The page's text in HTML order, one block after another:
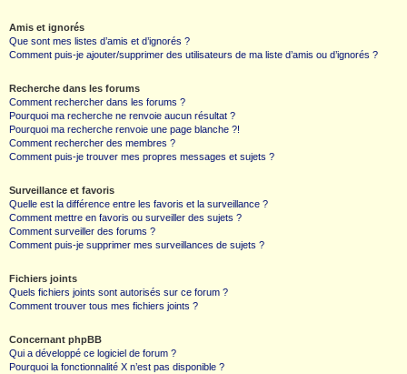
Amis et ignorés
Que sont mes listes d’amis et d’ignorés ?
Comment puis-je ajouter/supprimer des utilisateurs de ma liste d’amis ou d’ignorés ?
Recherche dans les forums
Comment rechercher dans les forums ?
Pourquoi ma recherche ne renvoie aucun résultat ?
Pourquoi ma recherche renvoie une page blanche ?!
Comment rechercher des membres ?
Comment puis-je trouver mes propres messages et sujets ?
Surveillance et favoris
Quelle est la différence entre les favoris et la surveillance ?
Comment mettre en favoris ou surveiller des sujets ?
Comment surveiller des forums ?
Comment puis-je supprimer mes surveillances de sujets ?
Fichiers joints
Quels fichiers joints sont autorisés sur ce forum ?
Comment trouver tous mes fichiers joints ?
Concernant phpBB
Qui a développé ce logiciel de forum ?
Pourquoi la fonctionnalité X n’est pas disponible ?